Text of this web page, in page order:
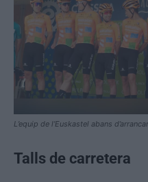
L’equip de l’Euskastel abans
Talls de carretera